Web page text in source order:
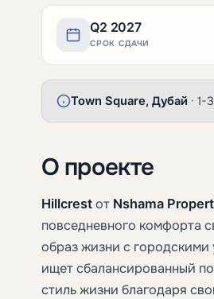
Q2 2027
СРОК СДАЧИ
Town Square, Дубай · 1-
О проекте
Hillcrest от Nshama
повседневного комфорта
образ жизни с городскими
ищет сбалансированный
стиль жизни благодаря